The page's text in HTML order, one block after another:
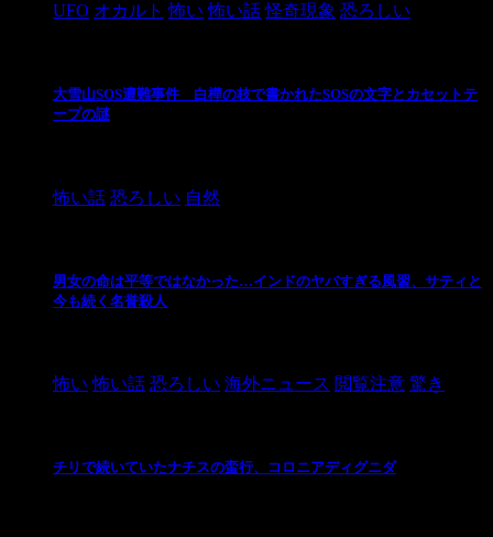
UFO オカルト 怖い 怖い話 怪奇現象 恐ろしい
大雪山SOS遭難事件 白樺の枝で書かれたSOSの文字とカセットテ
ープの謎
怖い話 恐ろしい 自然
男女の命は平等ではなかった…インドのヤバすぎる風習、サティと
今も続く名誉殺人
怖い 怖い話 恐ろしい 海外ニュース 閲覧注意 驚き
チリで続いていたナチスの蛮行、コロニアディグニダ